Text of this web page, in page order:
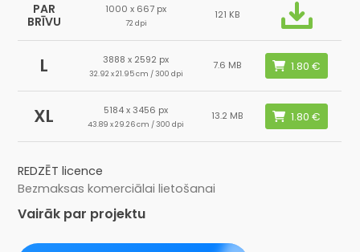
PAR
BRĪVU
1000 x 667 px
72 dpi
121 KB
L 3888 x 2592 px
32.92 x 21.95 cm / 300 dpi
7.6 MB
XL 5184 x 3456 px
43.89 x 29.26 cm / 300 dpi
13.2 MB
REDZĒT licence
Bezmaksas komerciālai lietošanai
Vairāk par projektu